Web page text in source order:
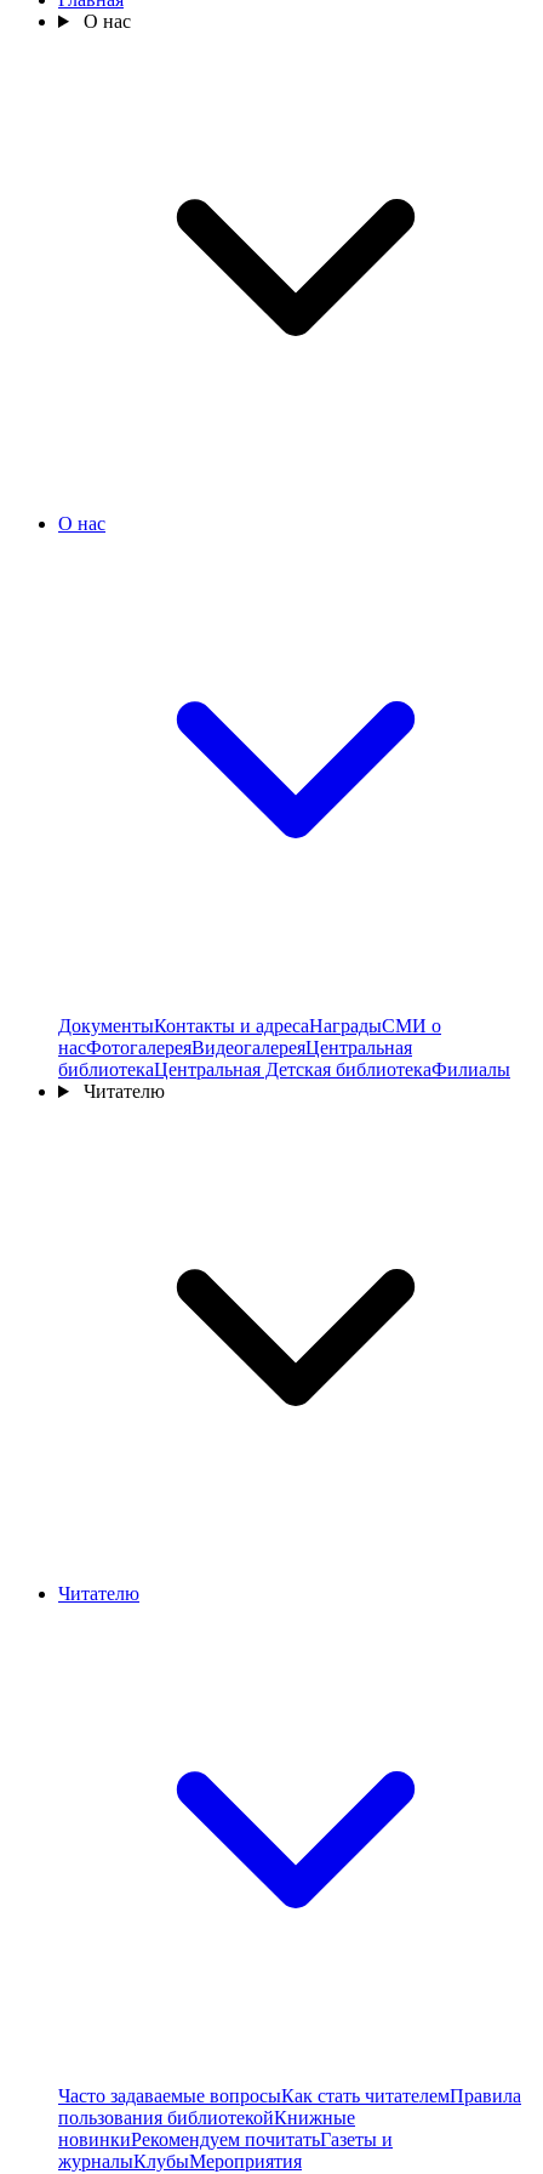
О нас
О нас
ДокументыКонтакты и адресаНаградыСМИ о
насФотогалереяВидеогалереяЦентральная
библиотекаЦентральная Детская библиотекаФилиалы
Читателю
Читателю
Часто задаваемые вопросыКак стать читателемПравила
пользования библиотекойКнижные
новинкиРекомендуем почитатьГазеты и
журналыКлубыМероприятия